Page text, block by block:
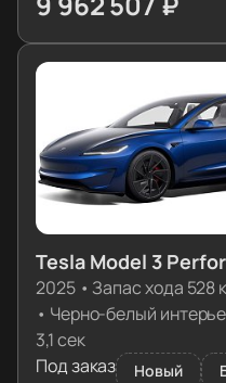
≈ 99 103€
Tesla Model 3
2025• Запас хода 528
• Черно-белый
3,1 сек
Под заказ
Новый